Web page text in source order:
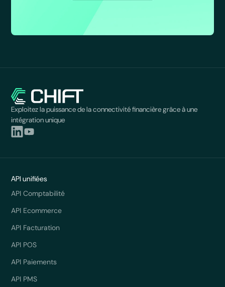
Exploitez la puissance de la connectivité financière grâce à une
intégration unique
API unifiées
API Comptabilité
API Ecommerce
API Facturation
API POS
API Paiements
API PMS